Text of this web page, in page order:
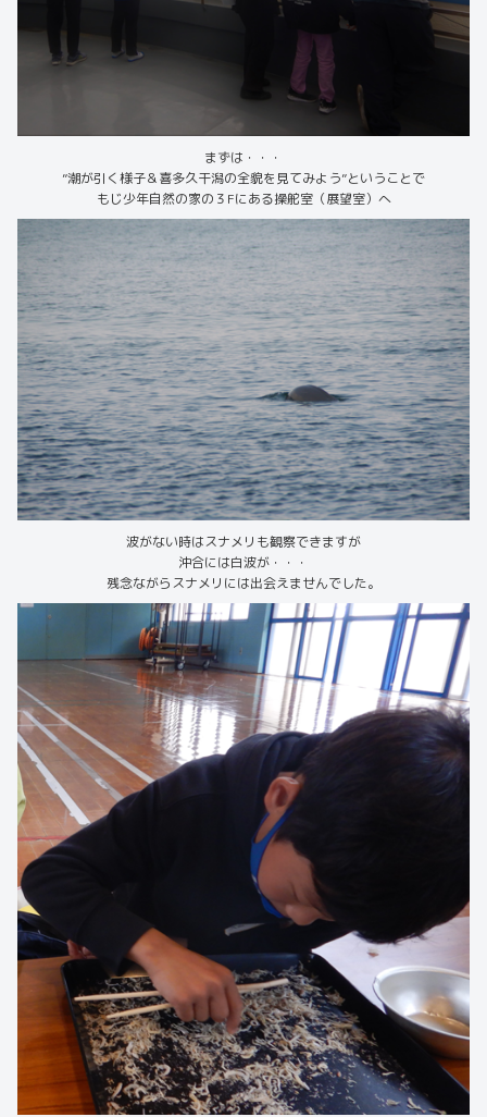
まずは・・・
”潮が引く様子＆喜多久干潟の全貌を見てみよう”ということで
もじ少年自然の家の３Fにある操舵室（展望室）へ
波がない時はスナメリも観察できますが
沖合には白波が・・・
残念ながらスナメリには出会えませんでした。